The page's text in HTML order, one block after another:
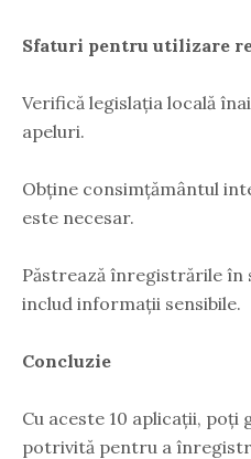
Sfaturi pentru utilizare
Verifică legislația locală
apeluri.
Obține consimțământul
este necesar.
Păstrează înregistrările în
includ informații sensibile.
Concluzie
Cu aceste 10 aplicații, poți
potrivită pentru a